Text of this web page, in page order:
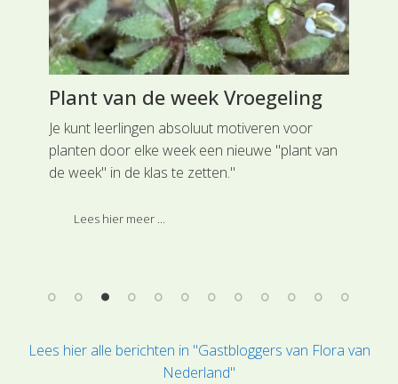
Plant van de week Vroegeling
Je kunt leerlingen absoluut motiveren voor
planten door elke week een nieuwe "plant van
de week" in de klas te zetten."
In de tweede week in januari 2026 speciale
Lees hier meer ...
Lees hier alle berichten in "Gastbloggers van Flora van
Nederland"